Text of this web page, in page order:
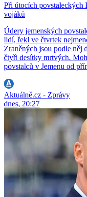
Při útocích povstaleckých
vojáků
Údery jemenských
lidí, řekl ve čtvrtek
Zraněných jsou podle něj
čtyři desítky mrtvých.
povstalců v Jemenu od
Aktuálně.cz - Zprávy
dnes, 20:27